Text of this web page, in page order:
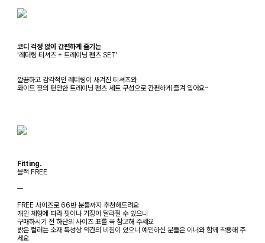
코디 걱정 없이 간편하게 즐기는
'레터링 티셔츠 + 트레이닝 팬츠 SET'
깔끔하고 감각적인 레터링이 새겨진 티셔츠와
와이드 핏의 편안한 트레이닝 팬츠 세트 구성으로 간편하게 즐겨 입어요~
Fitting.
블랙 FREE
ㅡ
FREE 사이즈로 66반 분들까지 추천해드려요
개인 체형에 따라 핏이나 기장이 달라질 수 있으니
구매하시기 전 하단의 사이즈 표를 꼭 참고해 주세요
밝은 컬러는 소재 특성상 약간의 비침이 있으니 예민하신 분들은 이너와 함께 착용해 주
세요